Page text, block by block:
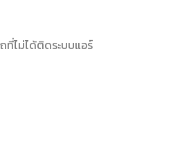
ไม่ได้ติดระบบแอร์